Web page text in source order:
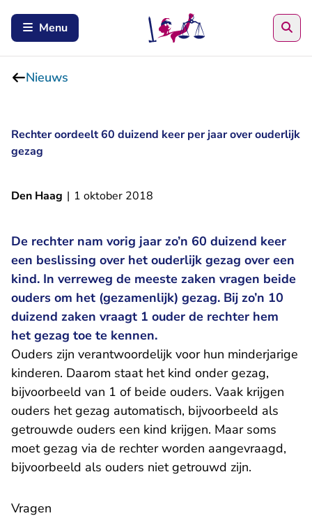
Menu
Nieuws
Rechter oordeelt 60 duizend keer per jaar over ouderlijk
gezag
Den Haag | 1 oktober 2018
De rechter nam vorig jaar zo’n 60 duizend keer
een beslissing over het ouderlijk gezag over een
kind. In verreweg de meeste zaken vragen beide
ouders om het (gezamenlijk) gezag. Bij zo’n 10
duizend zaken vraagt 1 ouder de rechter hem
het gezag toe te kennen.
Ouders zijn verantwoordelijk voor hun minderjarige
kinderen. Daarom staat het kind onder gezag,
bijvoorbeeld van 1 of beide ouders. Vaak krijgen
ouders het gezag automatisch, bijvoorbeeld als
getrouwde ouders een kind krijgen. Maar soms
moet gezag via de rechter worden aangevraagd,
bijvoorbeeld als ouders niet getrouwd zijn.
Vragen